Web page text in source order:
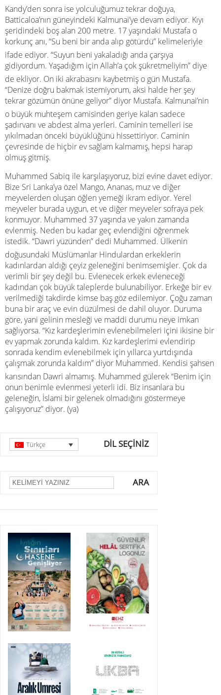
Kandy’den sonra ise yolculuğumuz tekrar doğuya,
Batticaloa’nın güneyindeki Kalmunai’ye devam ediyor. Kıyı
şeridindeki boş alan 200 metre. 17 yaşındaki Mustafa o
korkunç anı, “Su beni bir anda alıp götürdü” kelimeleriyle
ifade ediyor. “Suyun beni yakaladığı anda çarşıya
gidiyordum. Yaşadığım için Allah’a çok şükretmeliyim” diye
de ekliyor. On iki akrabasını kaybetmiş o gün Mustafa.
“Denize doğru bakmak istemiyorum, aksi halde her şey
tekrar gözümün önüne geliyor” diyor Mustafa. Kalmunai’nin
o büyük muhteşem camisinden geriye kalan sadece
şadırvanı ve abdest alma yerleri. Caminin temelleri ise
yıkılmadan önceki büyüklüğünü hissettiriyor. Caminin
çevresinde de hiçbir ev sağlam kalmamış, hepsi harap
olmuş gitmiş.
Muhammed Sabiq ile karşılaşıyoruz, bizi evine davet ediyor.
Bize Sri Lanka’ya özel Mango, Ananas, muz ve diğer
meyvelerden oluşan öğlen yemeği ikram ediyor. Yerel
meyveler burada uygun, et ve diğer meyveler sofraya pek
konmuyor. Muhammed 37 yaşında ve yakın zamanda
evlenmiş. Neden bu kadar geç evlendiğini öğrenmek
istedik. “Dawri yüzünden” dedi Muhammed. Ülkenin
doğusundaki Müslümanlar Hindulardan erkeklerin
kadınlardan aldığı çeyiz geleneğini benimsemişler. Çok da
verimli bir şey değil bu. Evlenecek erkek evleneceği
kadından çok büyük taleplerde bulunabiliyor. Erkeğe bir ev
verilmediği takdirde kimse baş göz edilemiyor. Çoğu zaman
buna bir araç ve evin düzülmesi de dahil oluyor. Duruma
göre, yani gelinin mesleği ve maddi durumu neye imkan
sağlıyorsa. “Kız kardeşlerimin evlenebilmeleri içini ikisine bir
ev yapmak zorunda kaldım. Kız kardeşlerimi evlendirip
sonrada kendim evlenebilmek için yıllarca yurtdışında
çalışmak zorunda kaldım” diyor Muhammed. Kendisi şahsen
karısından Dawri almamış. Muhammed gülerek “Benim için
onun benimle evlenmesi yeterli idi. Biz insanlara bu
geleneğin, İslami bir gelenek olmadığını göstermeye
çalışıyoruz” diyor. (ya)
DİL SEÇİNİZ
Türkçe
ARA